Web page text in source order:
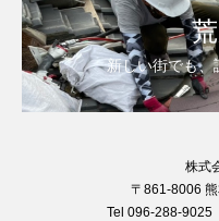
新しい街でも、
株式
〒861-8006
Tel 096-288-